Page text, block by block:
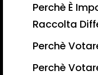
Perchè È
Raccolta
Perchè
Perchè